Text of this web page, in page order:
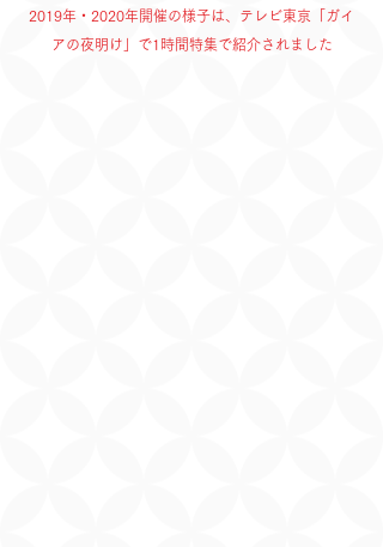
2019年・2020年開催の様子は、テレビ東京「ガイ
アの夜明け」で1時間特集で紹介されました